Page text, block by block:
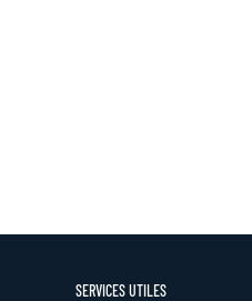
SERVICES UTILES